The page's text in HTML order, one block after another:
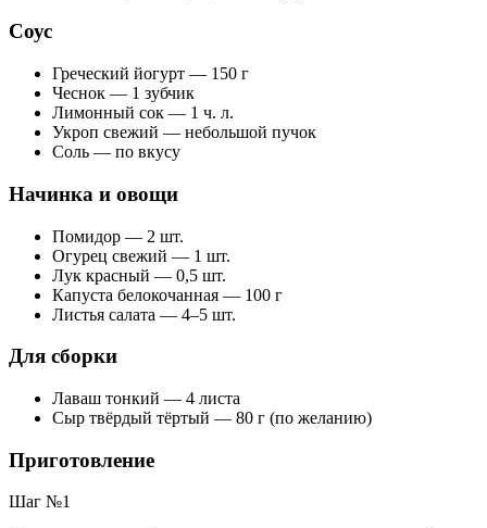
Соус
Греческий йогурт — 150 г
Чеснок — 1 зубчик
Лимонный сок — 1 ч. л.
Укроп свежий — небольшой пучок
Соль — по вкусу
Начинка и овощи
Помидор — 2 шт.
Огурец свежий — 1 шт.
Лук красный — 0,5 шт.
Капуста белокочанная — 100 г
Листья салата — 4–5 шт.
Для сборки
Лаваш тонкий — 4 листа
Сыр твёрдый тёртый — 80 г (по желанию)
Приготовление
Шаг №1